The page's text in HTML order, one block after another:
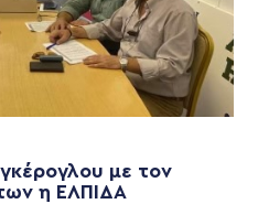
με τον
η ΕΛΠΙΔΑ